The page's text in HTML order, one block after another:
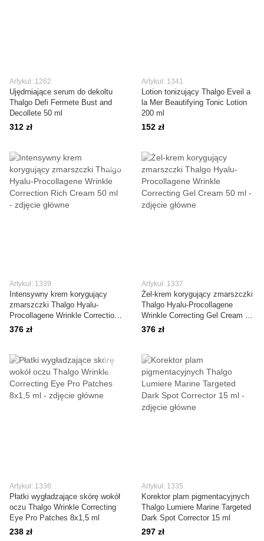
Artykuł: 1262
Ujędrniające serum do dekoltu
Thalgo Defi Fermete Bust and
Decollete 50 ml
312 zł
Artykuł: 1341
Lotion tonizujący Thalgo Eveil a
la Mer Beautifying Tonic Lotion
200 ml
152 zł
Artykuł: 1339
Intensywny krem korygujący
zmarszczki Thalgo Hyalu-
Procollagene Wrinkle Correction
Rich Cream 50 ml
376 zł
Artykuł: 1337
Żel-krem korygujący zmarszczki
Thalgo Hyalu-Procollagene
Wrinkle Correcting Gel Cream 50
ml
376 zł
Artykuł: 1336
Płatki wygładzające skórę wokół
oczu Thalgo Wrinkle Correcting
Eye Pro Patches 8x1,5 ml
238 zł
Artykuł: 1335
Korektor plam pigmentacyjnych
Thalgo Lumiere Marine Targeted
Dark Spot Corrector 15 ml
297 zł